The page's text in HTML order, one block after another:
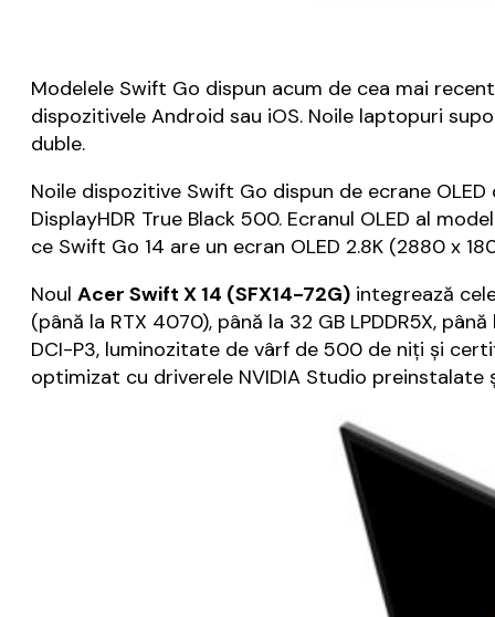
Modelele Swift Go dispun acum de cea mai
dispozitivele Android sau iOS. Noile laptopuri
duble.
Noile dispozitive Swift Go dispun de ecrane
DisplayHDR True Black 500. Ecranul OLED al
ce Swift Go 14 are un ecran OLED 2.8K (2880 x
Noul Acer Swift X 14 (SFX14-72G) integrează
(până la RTX 4070), până la 32 GB LPDDR5X,
DCI-P3, luminozitate de vârf de 500 de niți și
optimizat cu driverele NVIDIA Studio